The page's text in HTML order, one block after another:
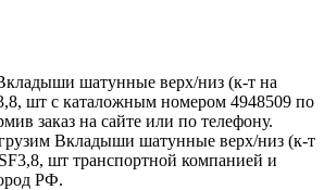
шатунные верх/низ (к-т на
шт с каталожным номером 4948509 по
заказ на сайте или по телефону.
Вкладыши шатунные верх/низ (к-т
шт транспортной компанией и
РФ.